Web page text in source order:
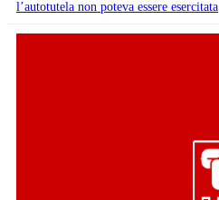
l’autotutela non poteva essere esercitata